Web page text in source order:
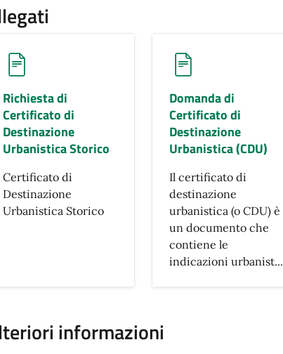
Richiesta di
Certificato di
Destinazione
Urbanistica Storico
Certificato di
Destinazione
Urbanistica Storico
Domanda di
Certificato di
Destinazione
Urbanistica (CDU)
Il certificato di
destinazione
urbanistica (o CDU) è
un documento che
contiene le
indicazioni urbanist...
informazioni